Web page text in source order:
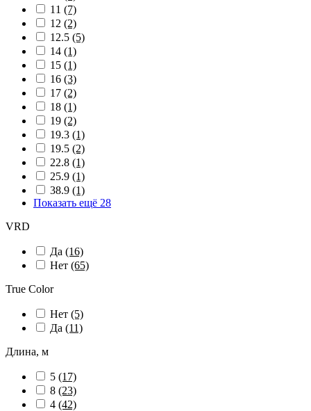
11 (7)
12 (2)
12.5 (5)
14 (1)
15 (1)
16 (3)
17 (2)
18 (1)
19 (2)
19.3 (1)
19.5 (2)
22.8 (1)
25.9 (1)
38.9 (1)
Показать ещё 28
VRD
Да (16)
Нет (65)
True Color
Нет (5)
Да (11)
Длина, м
5 (17)
8 (23)
4 (42)